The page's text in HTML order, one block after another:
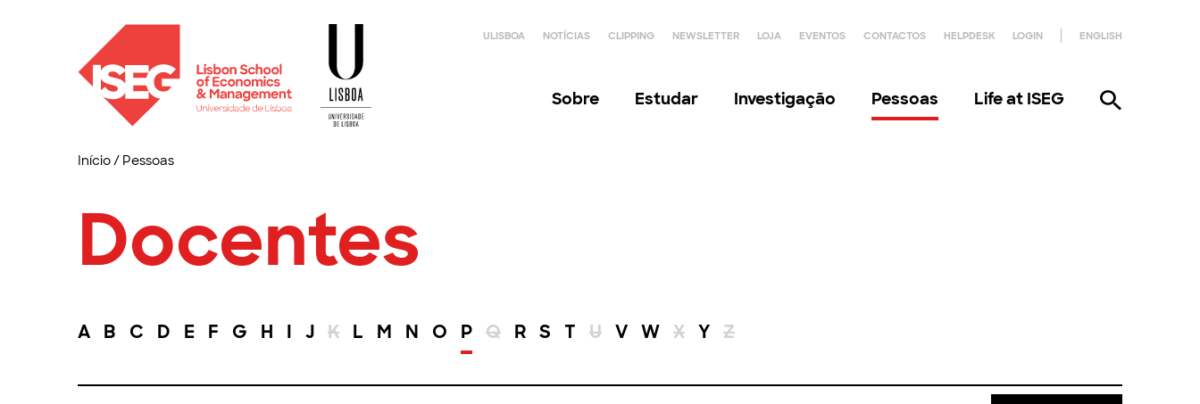
ULISBOA NOTÍCIAS CLIPPING NEWSLETTER LOJA EVENTOS CONTACTOS HELPDESK LOGIN ENGLISH
Sobre Estudar Investigação Pessoas Life at ISEG
Início/ Pessoas
Docentes
A B C D E F G H I J K L M N O P Q R S T U V W X Y Z